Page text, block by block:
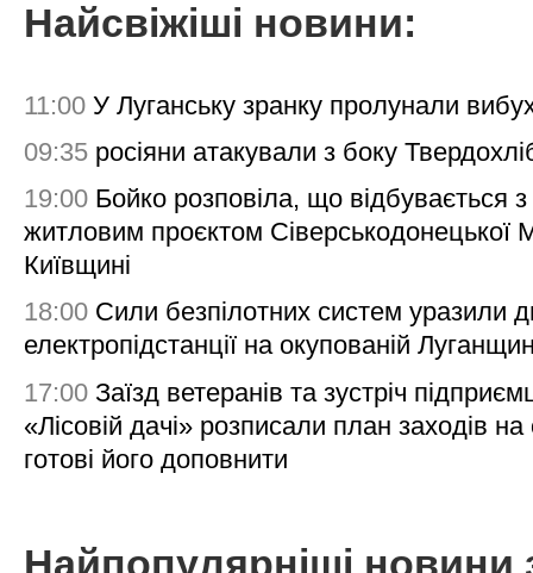
Найсвіжіші новини:
11:00 У Луганську зранку пролунали
09:35 росіяни атакували з боку
19:00 Бойко розповіла, що відбувається з
житловим проєктом Сіверськодонецької
Київщині
18:00 Сили безпілотних систем уразили
електропідстанції на окупованій
17:00 Заїзд ветеранів та зустріч
«Лісовій дачі» розписали план заходів на
готові його доповнити